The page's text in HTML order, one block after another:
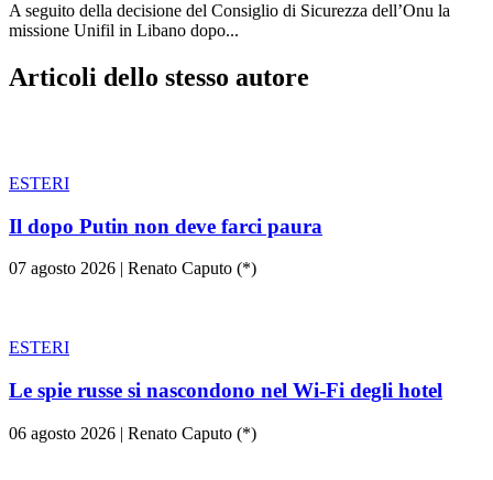
A seguito della decisione del Consiglio di Sicurezza dell’Onu la
missione Unifil in Libano dopo...
Articoli dello stesso autore
ESTERI
Il dopo Putin non deve farci paura
07 agosto 2026 | Renato Caputo (*)
ESTERI
Le spie russe si nascondono nel Wi-Fi degli hotel
06 agosto 2026 | Renato Caputo (*)